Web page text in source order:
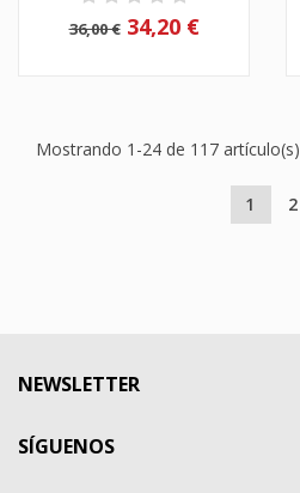
36,00 € 34,20 €
Mostrando 1-24 de 117 artículo(s)
1 2
NEWSLETTER
SÍGUENOS